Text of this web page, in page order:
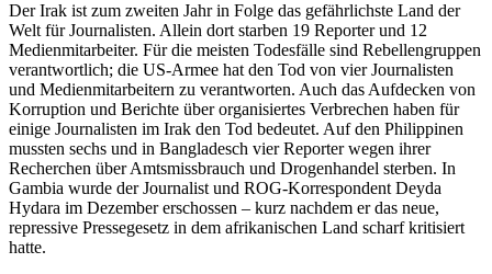
Der Irak ist zum zweiten Jahr in Folge das gefährlichste Land der
Welt für Journalisten. Allein dort starben 19 Reporter und 12
Medienmitarbeiter. Für die meisten Todesfälle sind Rebellengruppen
verantwortlich; die US-Armee hat den Tod von vier Journalisten
und Medienmitarbeitern zu verantworten. Auch das Aufdecken von
Korruption und Berichte über organisiertes Verbrechen haben für
einige Journalisten im Irak den Tod bedeutet. Auf den Philippinen
mussten sechs und in Bangladesch vier Reporter wegen ihrer
Recherchen über Amtsmissbrauch und Drogenhandel sterben. In
Gambia wurde der Journalist und ROG-Korrespondent Deyda
Hydara im Dezember erschossen – kurz nachdem er das neue,
repressive Pressegesetz in dem afrikanischen Land scharf kritisiert
hatte.